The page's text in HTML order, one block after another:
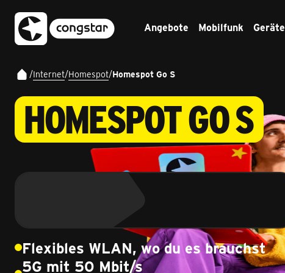
Angebote Mobilfunk Geräte
/Internet/Homespot/Homespot Go S
HOMESPOT GO S
Flexibles WLAN, wo du es brauchst
5G mit 50 Mbit/s